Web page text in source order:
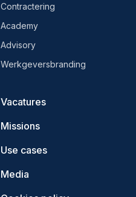
Contractering
Academy
Advisory
Werkgeversbranding
Vacatures
Missions
Use cases
Media